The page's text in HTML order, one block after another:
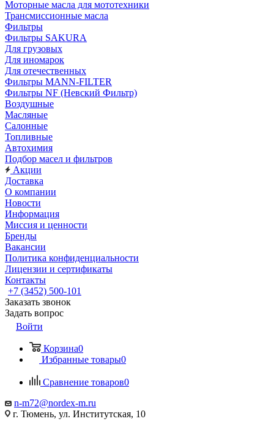
Моторные масла для мототехники
Трансмиссионные масла
Фильтры
Фильтры SAKURA
Для грузовых
Для иномарок
Для отечественных
Фильтры MANN-FILTER
Фильтры NF (Невский Фильтр)
Воздушные
Масляные
Салонные
Топливные
Автохимия
Подбор масел и фильтров
Акции
Доставка
О компании
Новости
Информация
Миссия и ценности
Бренды
Вакансии
Политика конфиденциальности
Лицензии и сертификаты
Контакты
+7 (3452) 500-101
Заказать звонок
Задать вопрос
Войти
Корзина0
Избранные товары0
Сравнение товаров0
n-m72@nordex-m.ru
г. Тюмень, ул. Институтская, 10